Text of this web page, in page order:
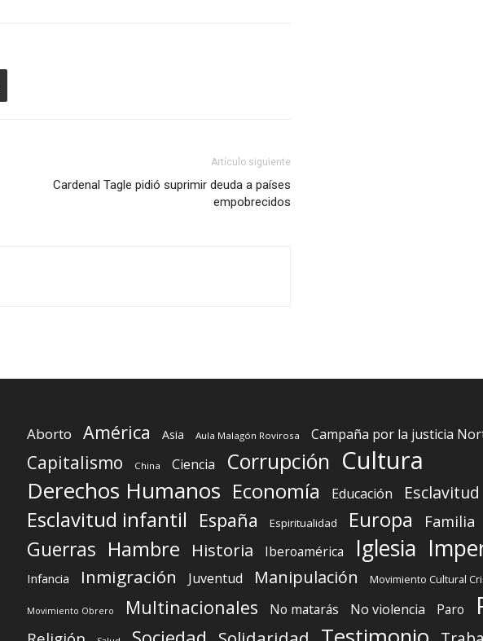
Artículo siguiente
Cardenal Tagle pidió suprimir deuda a países
empobrecidos
Aborto América Asia Aula Malagón Rovirosa Campaña por la justicia
Capitalismo China Ciencia Corrupción Cultura
Derechos Humanos Economía Educación Esclavitud
Esclavitud infantil España Espiritualidad Europa Familia
Guerras Hambre Historia Iberoamérica Iglesia
Infancia Inmigración Juventud Manipulación Movimiento Cultural
Movimiento Obrero Multinacionales No matarás No violencia Paro